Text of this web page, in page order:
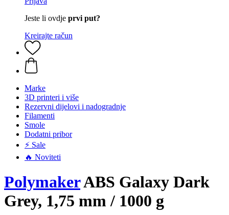
Jeste li ovdje prvi put?
Kreirajte račun
Marke
3D printeri i više
Rezervni dijelovi i nadogradnje
Filamenti
Smole
Dodatni pribor
⚡ Sale
🔥 Noviteti
PolymakerABS Galaxy Dark
Grey, 1,75 mm / 1000 g